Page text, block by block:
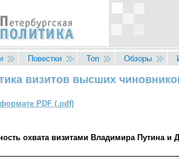
Повестки Топ Обзоры
визитов высших
PDF (.pdf)
охвата визитами Владимира Путина